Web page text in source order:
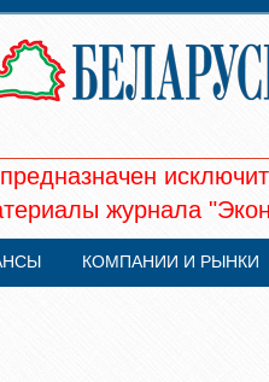
журнала
КОМПАНИИ И РЫНКИ